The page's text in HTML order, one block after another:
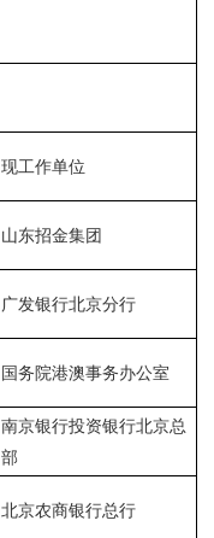
现工作单位
山东招金集团
广发银行北京分行
国务院港澳事务办公室
南京银行投资银行北京总
部
北京农商银行总行